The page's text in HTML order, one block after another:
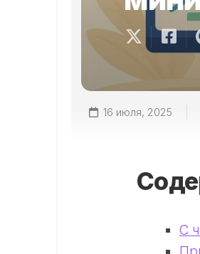
16 июля, 2025
С